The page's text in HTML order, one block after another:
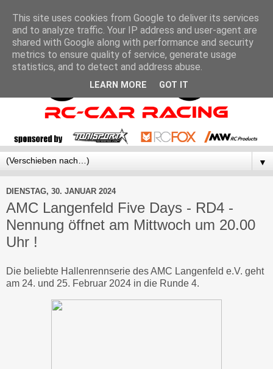
▼
DIENSTAG, 30. JANUAR 2024
AMC Langenfeld Five Days - RD4 -
Nennung öffnet am Mittwoch um 20.00
Uhr !
Die beliebte Hallenrennserie des AMC Langenfeld e.V. geht
am 24. und 25. Februar 2024 in die Runde 4.
This site uses cookies from Google to deliver its services
and to analyze traffic. Your IP address and user-agent are
shared with Google along with performance and security
metrics to ensure quality of service, generate usage
statistics, and to detect and address abuse.
LEARN MORE GOT IT